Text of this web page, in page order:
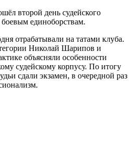
второй день судейского
единоборствам.
отрабатывали на татами клуба.
Николай Шарипов и
объясняли особенности
судейскому корпусу. По итогу
сдали экзамен, в очередной раз